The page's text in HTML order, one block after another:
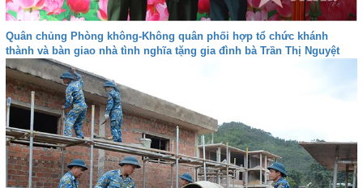
Quân chủng Phòng không-Không quân phối hợp tổ chức khánh
thành và bàn giao nhà tình nghĩa tặng gia đình bà Trần Thị Nguyệt